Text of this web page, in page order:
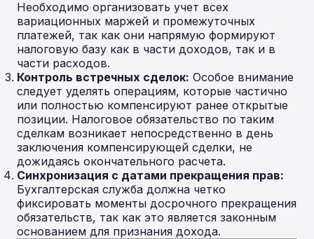
Необходимо организовать учет всех
вариационных маржей и промежуточных
платежей, так как они напрямую формируют
налоговую базу как в части доходов, так и в
части расходов.
Контроль встречных сделок: Особое внимание
следует уделять операциям, которые частично
или полностью компенсируют ранее открытые
позиции. Налоговое обязательство по таким
сделкам возникает непосредственно в день
заключения компенсирующей сделки, не
дожидаясь окончательного расчета.
Синхронизация с датами прекращения прав:
Бухгалтерская служба должна четко
фиксировать моменты досрочного прекращения
обязательств, так как это является законным
основанием для признания дохода.